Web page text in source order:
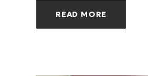
READ MORE